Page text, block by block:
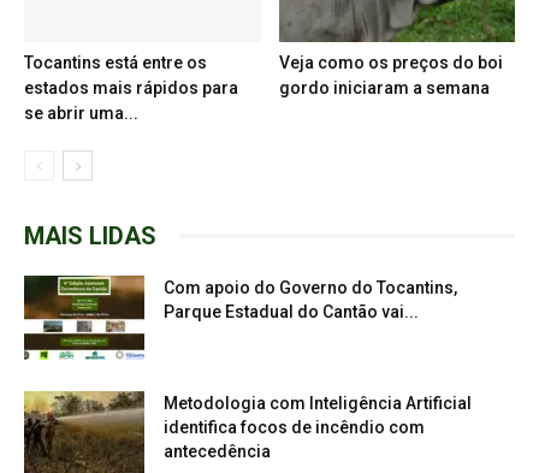
Tocantins está entre os
estados mais rápidos para
se abrir uma...
Veja como os preços do boi
gordo iniciaram a semana
MAIS LIDAS
Com apoio do Governo do Tocantins,
Parque Estadual do Cantão vai...
Metodologia com Inteligência Artificial
identifica focos de incêndio com
antecedência